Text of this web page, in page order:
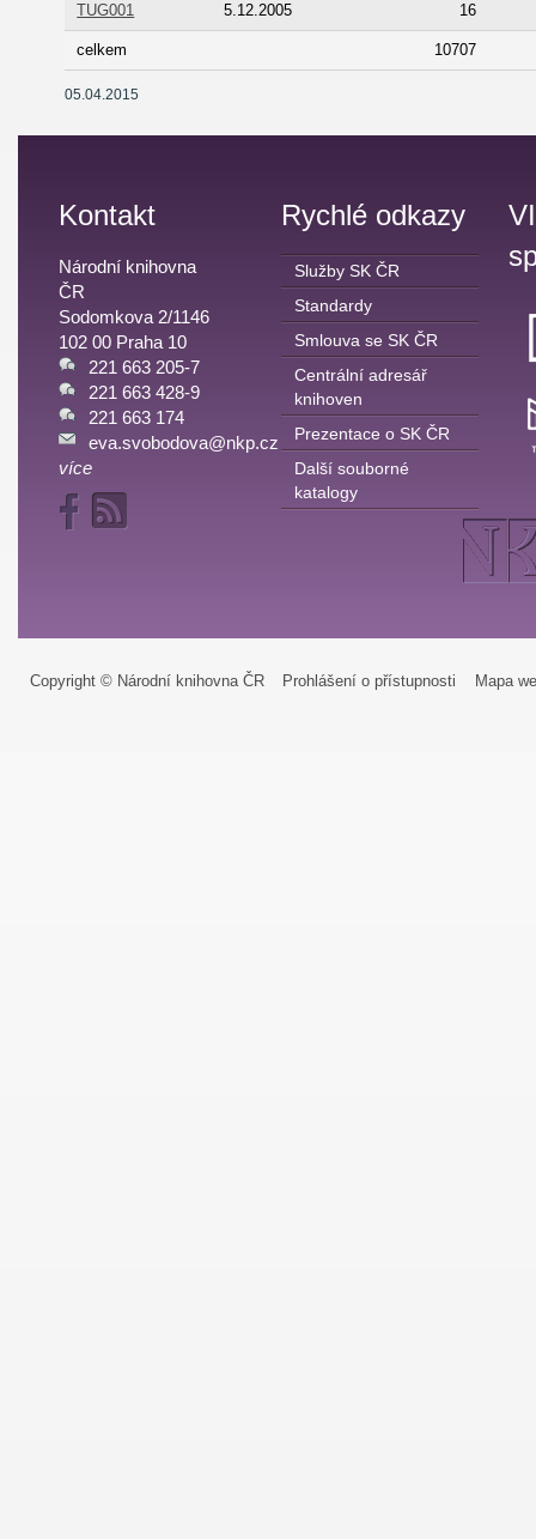
TUG001 5.12.2005 16
celkem 10707
05.04.2015
Kontakt
Národní knihovna
ČR
Sodomkova 2/1146
102 00 Praha 10
221 663 205-7
221 663 428-9
221 663 174
eva.svobodova@nkp.cz
více
Rychlé odkazy
Služby SK ČR
Standardy
Smlouva se SK ČR
Centrální adresář
knihoven
Prezentace o SK ČR
Další souborné
katalogy
Copyright © Národní knihovna ČR Prohlášení o přístupnosti Mapa